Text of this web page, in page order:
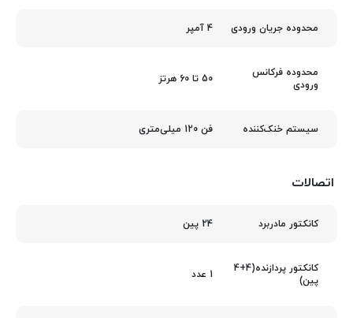
محدوده جریان ورودی 4 آمپر
محدوده فرکانس
ورودی
50 تا 60 هرتز
سیستم خنک‌کننده فن 120 میلی‌متری
اتصالات
کانکتور مادربرد 24 پین
کانکتور پردازنده(4+4
پین)
1 عدد